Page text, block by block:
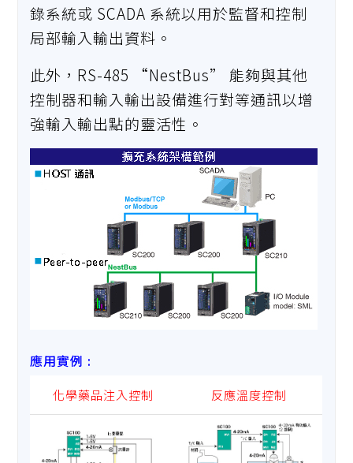
錄系統或 SCADA 系統以用於監督和控制
局部輸入輸出資料。
此外，RS-485 “NestBus” 能夠與其他
控制器和輸入輸出設備進行對等通訊以增
強輸入輸出點的靈活性。
應用實例 :
化學藥品注入控制 反應溫度控制